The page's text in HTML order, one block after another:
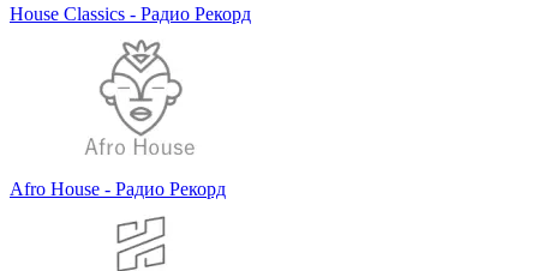
House Classics - Радио Рекорд
Afro House - Радио Рекорд